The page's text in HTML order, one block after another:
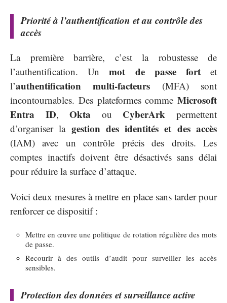
Priorité à l’authentification et au contrôle des
accès
La première barrière, c’est la robustesse de
l’authentification. Unmot de passe fortet
l’authentification multi-facteurs (MFA) sont
incontournables. Des plateformes comme Microsoft
Entra ID,Okta ou CyberArk permettent
d’organiser la gestion des identités et des accès
(IAM) avec un contrôle précis des droits. Les
comptes inactifs doivent être désactivés sans délai
pour réduire la surface d’attaque.
Voici deux mesures à mettre en place sans tarder pour
renforcer ce dispositif :
Mettre en œuvre une politique de rotation régulière des mots
de passe.
Recourir à des outils d’audit pour surveiller les accès
sensibles.
Protection des données et surveillance active